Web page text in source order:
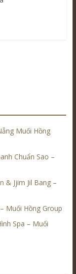
Muối Hồng
Chuẩn Sao –
& Jjim Jil Bang –
Muối Hồng Group
Spa – Muối